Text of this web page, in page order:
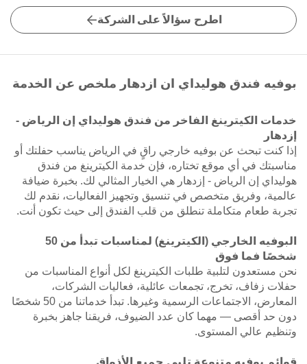
اطرح سؤالاً على الشركة
بوفيه فندق هوليداي ان ازدهار ملخص عن الخدمة
خدمات الكيترينغ الفاخر من فندق هوليداي إن الرياض -
إزدهار
إذا كنت تبحث عن بوفيه خارجي راقٍ في الرياض يناسب حفلتك أو
مناسبتك في أي موقع تختاره، فإن خدمة الكيترينغ من فندق
هوليداي إن الرياض - إزدهار هي الخيار المثالي لك. بخبرة ضيافة
عالمية، وفريق متخصص في تنسيق وتجهيز الفعاليات، نقدم لك
تجربة طعام متكاملة تنطلق من قلب الفندق إلى حيث تكون أنت.
البوفيه الخارجي (الكيترينغ) لمناسبات تبدأ من 50
شخصًا فما فوق
نحن مستعدون لتلبية طلبات الكيترينغ لكل أنواع المناسبات من
حفلات زفاف، تخرج، تجمعات عائلية، فعاليات الشركات،
المعارض، الاجتماعات الرسمية وغيرها. تبدأ خدماتنا من 50 شخصًا
دون حد أقصى — مهما كان عدد الضيوف، فريقنا جاهز بخبرة
وتنظيم عالي المستوى.
قوائم بوفيه متنوعة تلبي جميع الأذواق